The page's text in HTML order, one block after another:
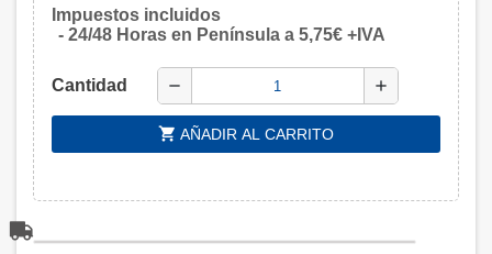
Impuestos incluidos
24/48 Horas en Península a 5,75€ +IVA
Cantidad remove add
shopping_cart AÑADIR AL CARRITO